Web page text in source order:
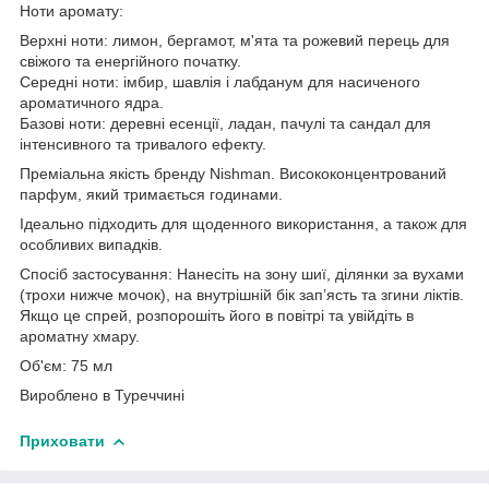
Ноти аромату:
Верхні ноти: лимон, бергамот, м'ята та рожевий перець для
свіжого та енергійного початку.
Середні ноти: імбир, шавлія і лабданум для насиченого
ароматичного ядра.
Базові ноти: деревні есенції, ладан, пачулі та сандал для
інтенсивного та тривалого ефекту.
Преміальна якість бренду Nishman. Висококонцентрований
парфум, який тримається годинами.
Ідеально підходить для щоденного використання, а також для
особливих випадків.
Спосіб застосування: Нанесіть на зону шиї, ділянки за вухами
(трохи нижче мочок), на внутрішній бік зап’ясть та згини ліктів.
Якщо це спрей, розпорошіть його в повітрі та увійдіть в
ароматну хмару.
Об'єм: 75 мл
Вироблено в Туреччині
Приховати